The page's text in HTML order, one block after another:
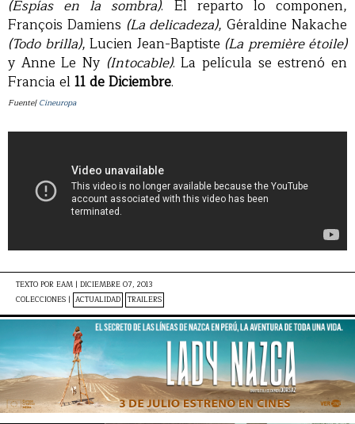
(Espías en la sombra). El reparto lo componen,
François Damiens (La delicadeza), Géraldine Nakache
(Todo brilla), Lucien Jean-Baptiste (La première étoile)
y Anne Le Ny (Intocable). La película se estrenó en
Francia el11 de Diciembre.
Fuente|Cineuropa
TEXTO POR EAM | DICIEMBRE 07, 2013
COLECCIONES | ACTUALIDAD TRAILERS